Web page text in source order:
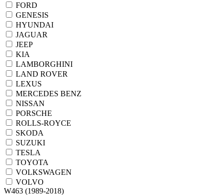
FORD
GENESIS
HYUNDAI
JAGUAR
JEEP
KIA
LAMBORGHINI
LAND ROVER
LEXUS
MERCEDES BENZ
NISSAN
PORSCHE
ROLLS-ROYCE
SKODA
SUZUKI
TESLA
TOYOTA
VOLKSWAGEN
VOLVO